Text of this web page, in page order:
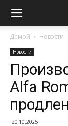
Домой Новости
Новости
Alfa
20.10.2025